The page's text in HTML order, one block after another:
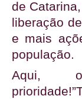
de
liberação
e mais
população.
Aqui,